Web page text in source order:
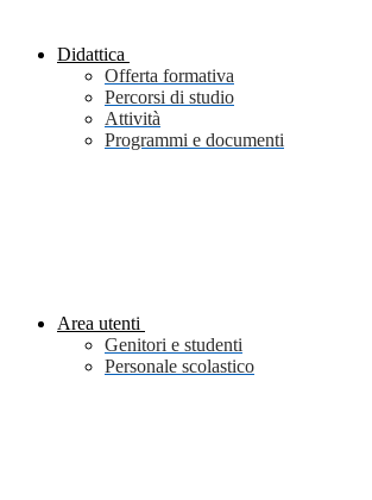
Didattica
Offerta formativa
Percorsi di studio
Attività
Programmi e documenti
Area utenti
Genitori e studenti
Personale scolastico